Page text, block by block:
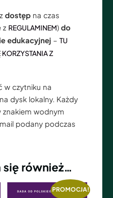
dostępna czas
z REGULAMINEM) do
edukacyjnej – TU
Z
w czytniku na
dysk lokalny. Każdy
znakiem wodnym
podany podczas
również…
PROMOCJA!